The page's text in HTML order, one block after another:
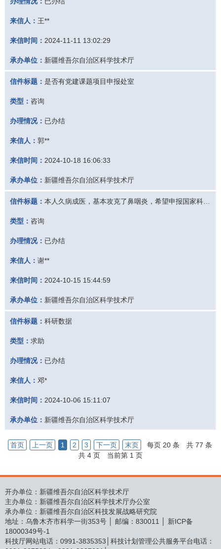
来信人： 王**
来信时间： 2024-11-11 13:02:29
承办单位： 新疆维吾尔自治区科学技术厅
信件标题： 是否有党建课题项目申报处室
类型： 咨询
办理情况： 已办结
来信人： 郭**
来信时间： 2024-10-18 16:06:33
承办单位： 新疆维吾尔自治区科学技术厅
信件标题：
类型： 咨询
办理情况： 已办结
来信人： 谢**
来信时间： 2024-10-15 15:44:59
承办单位： 新疆维吾尔自治区科学技术厅
信件标题： 科研数据
类型： 求助
办理情况： 已办结
来信人： 邓*
来信时间： 2024-10-06 15:11:07
承办单位： 新疆维吾尔自治区科学技术厅
首页 上一页 1 2 3 下一页 末页 每页 20 条
共 77 条
共 4 页
当前第 1 页
开办单位：新疆维吾尔自治区科学技术厅
主办单位：新疆维吾尔自治区科学技术厅办公室
承办单位：新疆维吾尔自治区科技发展战略研究院
地址：乌鲁木齐市科学一街353号 │ 邮编：830011 │ 新ICP备
18000349号-1
科技厅网站电话：0991-3835353│科技计划管理公共服务平台电话：